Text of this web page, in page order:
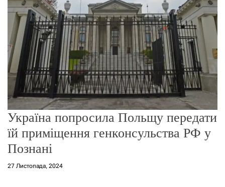
ж
и
м
у
Україна попросила Польщу передати
їй приміщення генконсульства РФ у
Познані
27 Листопада, 2024